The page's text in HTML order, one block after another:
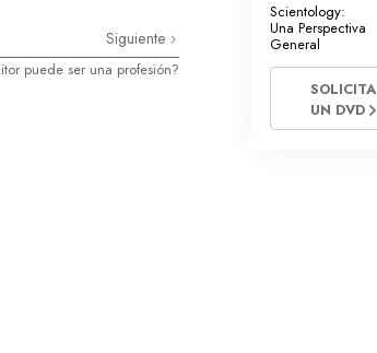
Objetivos y Metas
La Tecnología de Estudio
Siguiente
puede ser una profesión?
Scientology:
Una Perspectiva
General
SOLICITA
UN DVD